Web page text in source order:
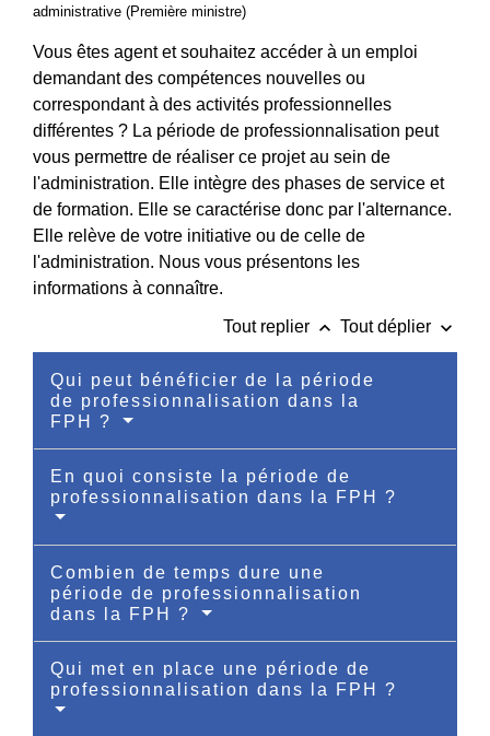
administrative (Première ministre)
Vous êtes agent et souhaitez accéder à un emploi
demandant des compétences nouvelles ou
correspondant à des activités professionnelles
différentes ? La période de professionnalisation peut
vous permettre de réaliser ce projet au sein de
l'administration. Elle intègre des phases de service et
de formation. Elle se caractérise donc par l'alternance.
Elle relève de votre initiative ou de celle de
l'administration. Nous vous présentons les
informations à connaître.
Tout replier keyboard_arrow_up Tout déplier keyboard_arrow_down
Qui peut bénéficier de la période
de professionnalisation dans la
FPH ?
En quoi consiste la période de
professionnalisation dans la FPH ?
Combien de temps dure une
période de professionnalisation
dans la FPH ?
Qui met en place une période de
professionnalisation dans la FPH ?